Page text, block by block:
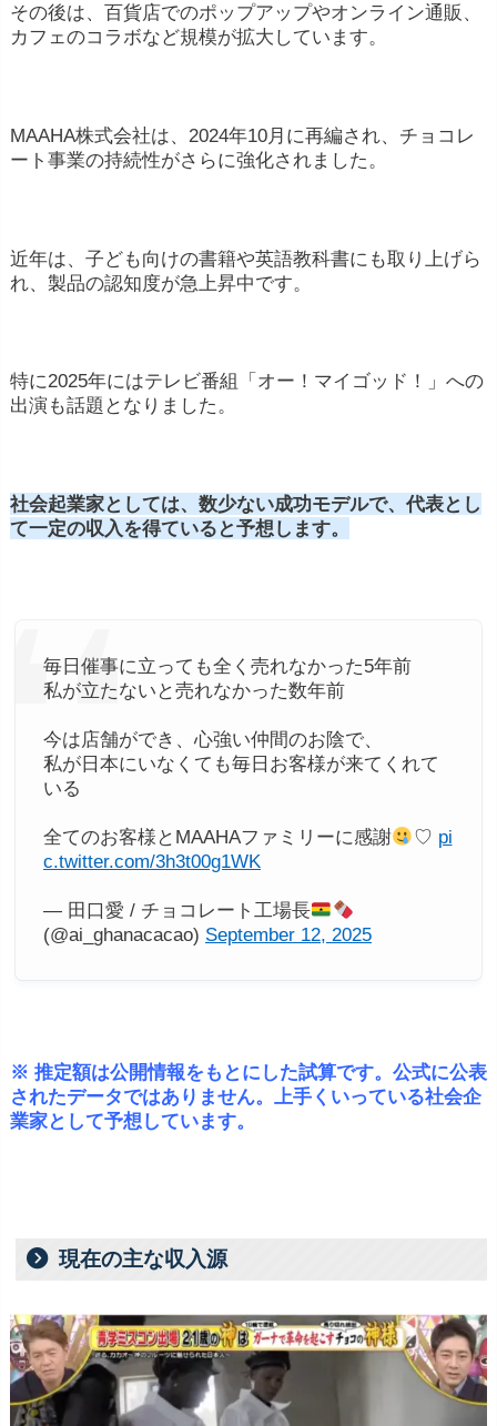
その後は、百貨店でのポップアップやオンライン通販、
カフェのコラボなど規模が拡大しています。
MAAHA株式会社は、2024年10月に再編され、チョコレ
ート事業の持続性がさらに強化されました。
近年は、子ども向けの書籍や英語教科書にも取り上げら
れ、製品の認知度が急上昇中です。
特に2025年にはテレビ番組「オー！マイゴッド！」への
出演も話題となりました。
社会起業家としては、数少ない成功モデルで、代表とし
て一定の収入を得ていると予想します。
毎日催事に立っても全く売れなかった5年前
私が立たないと売れなかった数年前
今は店舗ができ、心強い仲間のお陰で、
私が日本にいなくても毎日お客様が来てくれて
いる
全てのお客様とMAAHAファミリーに感謝 ♡ pi
c.twitter.com/3h3t00g1WK
— 田口愛 / チョコレート工場長
(@ai_ghanacacao) September 12, 2025
※ 推定額は公開情報をもとにした試算です。公式に公表
されたデータではありません。上手くいっている社会企
業家として予想しています。
現在の主な収入源